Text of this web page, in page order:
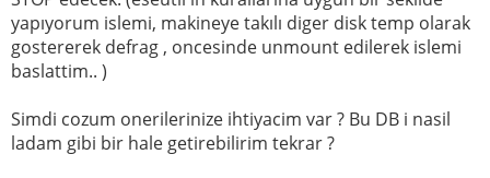
yapıyorum islemi, makineye takılı diger disk temp olarak
gostererek defrag , oncesinde unmount edilerek islemi
baslattim.. )
Simdi cozum onerilerinize ihtiyacim var ? Bu DB i nasil
ladam gibi bir hale getirebilirim tekrar ?